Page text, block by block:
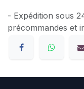
- Expédition sous
précommandes et